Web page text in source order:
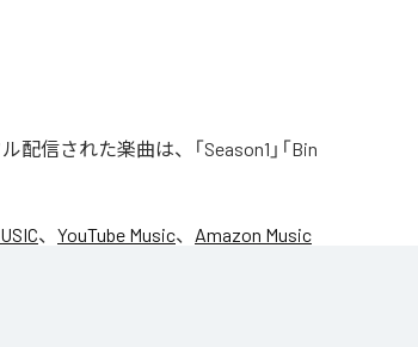
配信された楽曲は、「Season1」「Bin
、 YouTube Music、 Amazon Music